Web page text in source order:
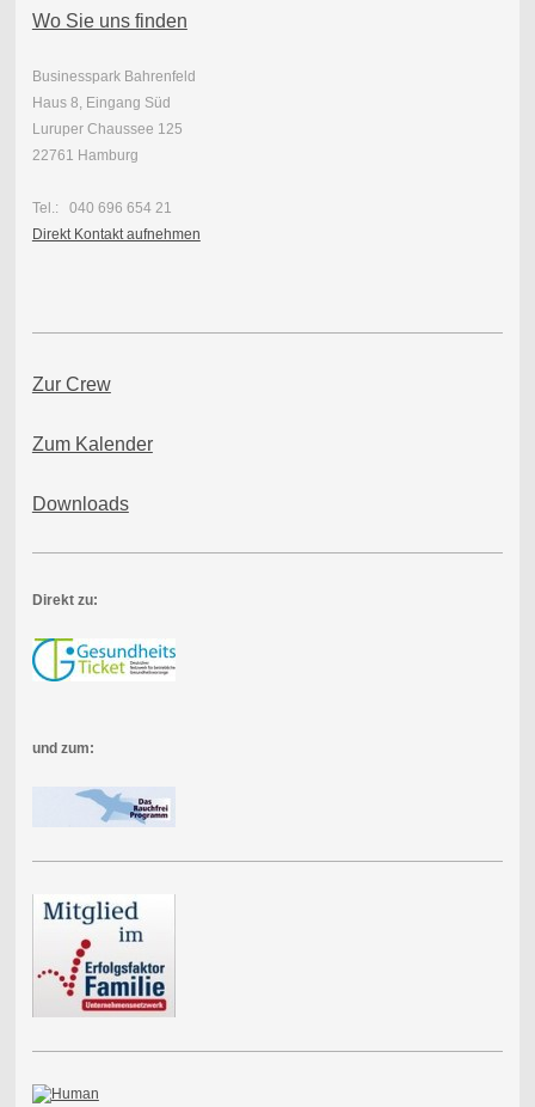
Wo Sie uns finden
Businesspark Bahrenfeld
Haus 8, Eingang Süd
Luruper Chaussee 125
22761 Hamburg
Tel.: 040 696 654 21
Direkt Kontakt aufnehmen
Zur Crew
Zum Kalender
Downloads
Direkt zu:
und zum: